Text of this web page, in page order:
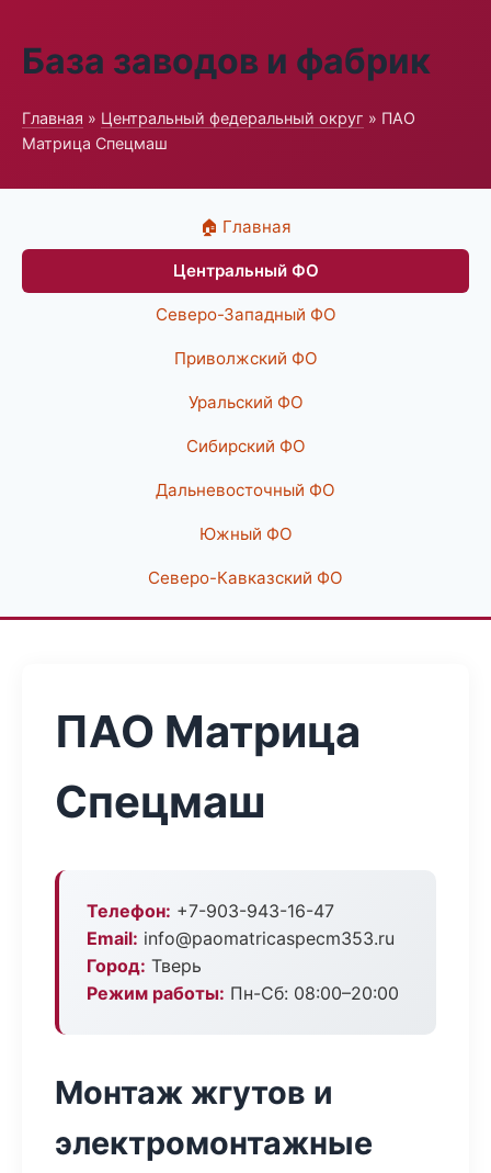
База заводов и фабрик
Главная » Центральный федеральный округ » ПАО
Матрица Спецмаш
🏠 Главная
Центральный ФО
Северо-Западный ФО
Приволжский ФО
Уральский ФО
Сибирский ФО
Дальневосточный ФО
Южный ФО
Северо-Кавказский ФО
ПАО Матрица
Спецмаш
Телефон: +7-903-943-16-47
Email: info@paomatricaspecm353.ru
Город: Тверь
Режим работы: Пн-Сб: 08:00–20:00
Монтаж жгутов и
электромонтажные